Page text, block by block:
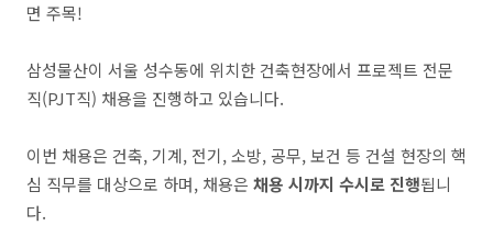
면 주목!
삼성물산이 서울 성수동에 위치한 건축현장에서 프로젝트 전문
직(PJT직) 채용을 진행하고 있습니다.
이번 채용은 건축, 기계, 전기, 소방, 공무, 보건 등 건설 현장의 핵
심 직무를 대상으로 하며, 채용은 채용 시까지 수시로 진행됩니
다.